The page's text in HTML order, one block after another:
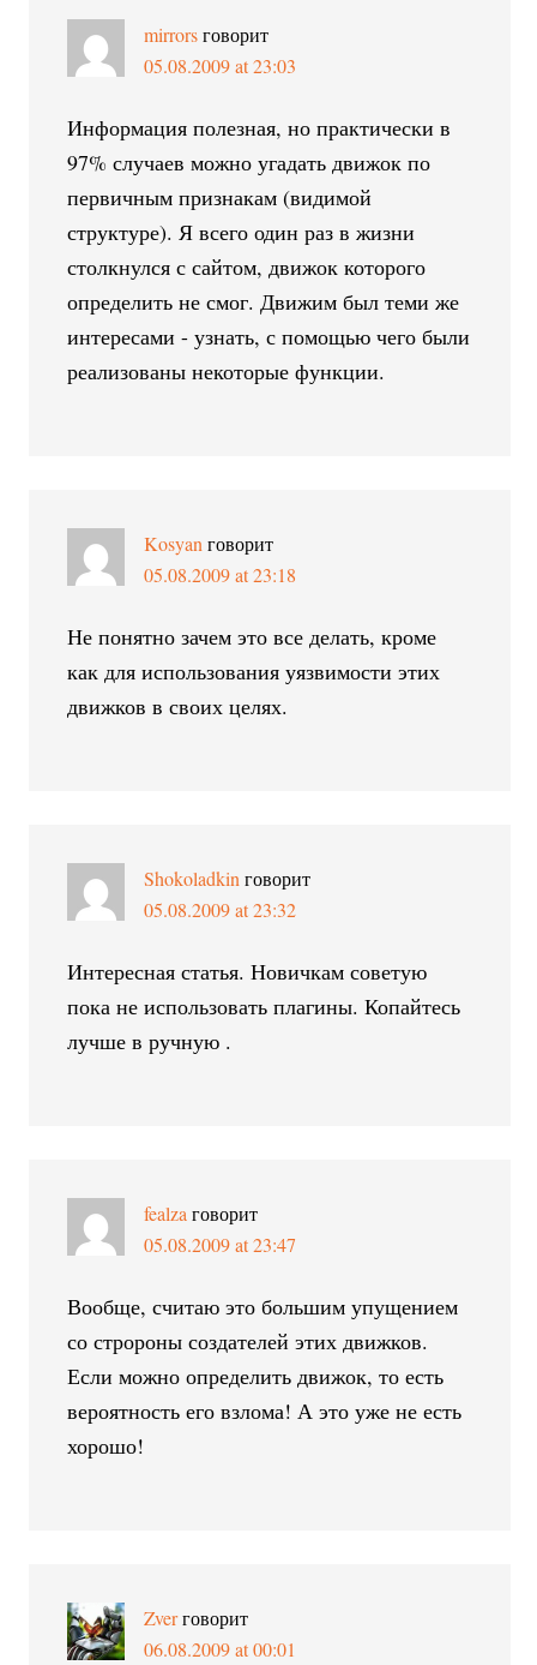
mirrors говорит
05.08.2009 at 23:03
Информация полезная, но практически в
97% случаев можно угадать движок по
первичным признакам (видимой
структуре). Я всего один раз в жизни
столкнулся с сайтом, движок которого
определить не смог. Движим был теми же
интересами - узнать, с помощью чего были
реализованы некоторые функции.
Kosyan говорит
05.08.2009 at 23:18
Не понятно зачем это все делать, кроме
как для использования уязвимости этих
движков в своих целях.
Shokoladkin говорит
05.08.2009 at 23:32
Интересная статья. Новичкам советую
пока не использовать плагины. Копайтесь
лучше в ручную .
fealza говорит
05.08.2009 at 23:47
Вообще, считаю это большим упущением
со стророны создателей этих движков.
Если можно определить движок, то есть
вероятность его взлома! А это уже не есть
хорошо!
Zverговорит
06.08.2009 at 00:01